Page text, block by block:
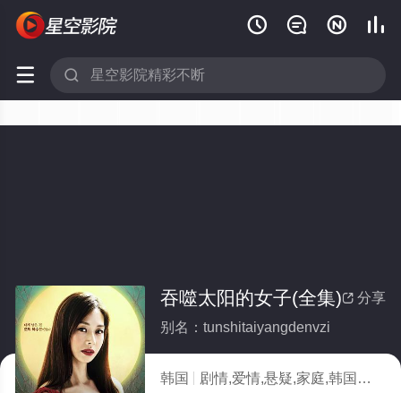
   
 
 分享
吞噬太阳的女子(全集)
别名：tunshitaiyangdenvzi
韩国 剧情,爱情,悬疑,家庭,韩国
2025